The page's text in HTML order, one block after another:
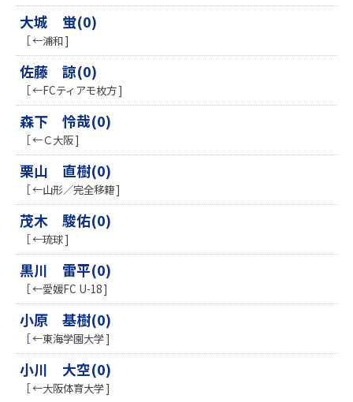
大城 蛍(0)
［ ←浦和 ]
佐藤 諒(0)
［ ←FCティアモ枚方 ]
森下 怜哉(0)
［ ←Ｃ大阪 ]
栗山 直樹(0)
［ ←山形／完全移籍 ]
茂木 駿佑(0)
［ ←琉球 ]
黒川 雷平(0)
［ ←愛媛FC U-18 ]
小原 基樹(0)
［ ←東海学園大学 ]
小川 大空(0)
［ ←大阪体育大学 ]